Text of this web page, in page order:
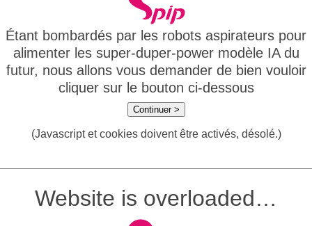
Étant bombardés par les robots aspirateurs pour
alimenter les super-duper-power modèle IA du
futur, nous allons vous demander de bien vouloir
cliquer sur le bouton ci-dessous
Continuer >
(Javascript et cookies doivent être activés, désolé.)
Website is overloaded…